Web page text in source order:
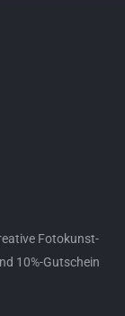
Fotokunst-
10%-Gutschein